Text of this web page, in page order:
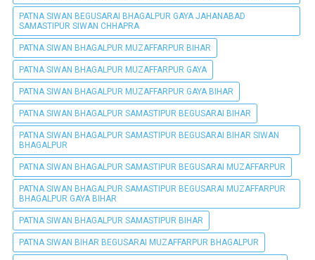
PATNA SIWAN BEGUSARAI BHAGALPUR GAYA JAHANABAD
SAMASTIPUR SIWAN CHHAPRA
PATNA SIWAN BHAGALPUR MUZAFFARPUR BIHAR
PATNA SIWAN BHAGALPUR MUZAFFARPUR GAYA
PATNA SIWAN BHAGALPUR MUZAFFARPUR GAYA BIHAR
PATNA SIWAN BHAGALPUR SAMASTIPUR BEGUSARAI BIHAR
PATNA SIWAN BHAGALPUR SAMASTIPUR BEGUSARAI BIHAR SIWAN
BHAGALPUR
PATNA SIWAN BHAGALPUR SAMASTIPUR BEGUSARAI MUZAFFARPUR
PATNA SIWAN BHAGALPUR SAMASTIPUR BEGUSARAI MUZAFFARPUR
BHAGALPUR GAYA BIHAR
PATNA SIWAN BHAGALPUR SAMASTIPUR BIHAR
PATNA SIWAN BIHAR BEGUSARAI MUZAFFARPUR BHAGALPUR